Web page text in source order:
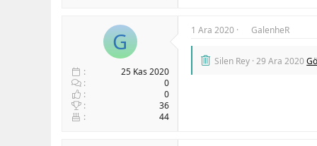
G
25 Kas 2020
0
0
36
44
1 Ara 2020 GalenheR
Silen Rey 29 Ara 2020